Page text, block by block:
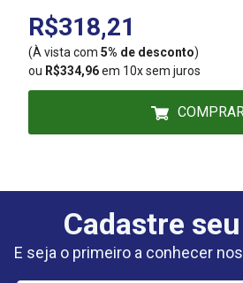
R$318,21
(À vista com 5% de desconto)
ou R$334,96em 10x sem juros
Cadastre
E seja o primeiro a conhecer